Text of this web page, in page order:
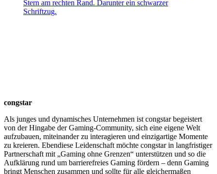
congstar
Als junges und dynamisches Unternehmen ist congstar begeistert
von der Hingabe der Gaming-Community, sich eine eigene Welt
aufzubauen, miteinander zu interagieren und einzigartige Momente
zu kreieren. Ebendiese Leidenschaft möchte congstar in langfristiger
Partnerschaft mit „Gaming ohne Grenzen“ unterstützen und so die
Aufklärung rund um barrierefreies Gaming fördern – denn Gaming
bringt Menschen zusammen und sollte für alle gleichermaßen